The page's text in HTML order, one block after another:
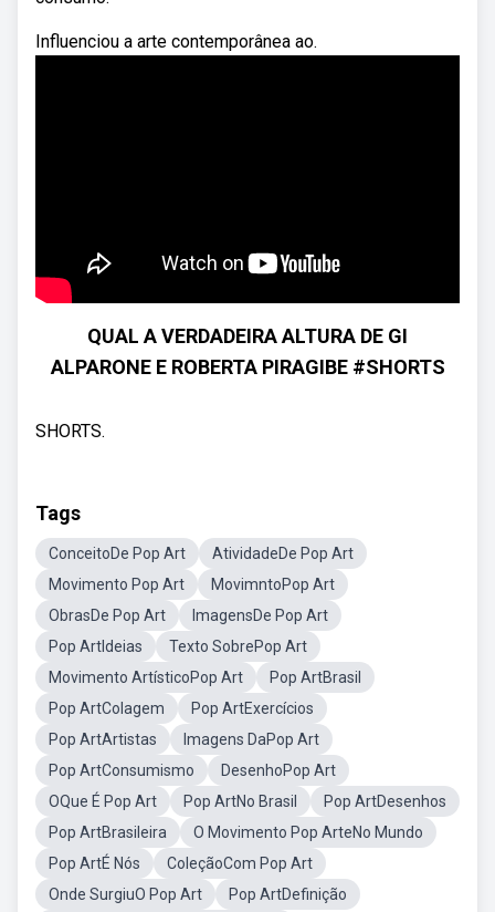
Influenciou a arte contemporânea ao.
QUAL A VERDADEIRA ALTURA DE GI
ALPARONE E ROBERTA PIRAGIBE #SHORTS
SHORTS.
Tags
ConceitoDe Pop Art
AtividadeDe Pop Art
Movimento Pop Art
MovimntoPop Art
ObrasDe Pop Art
ImagensDe Pop Art
Pop ArtIdeias
Texto SobrePop Art
Movimento ArtísticoPop Art
Pop ArtBrasil
Pop ArtColagem
Pop ArtExercícios
Pop ArtArtistas
Imagens DaPop Art
Pop ArtConsumismo
DesenhoPop Art
OQue É Pop Art
Pop ArtNo Brasil
Pop ArtDesenhos
Pop ArtBrasileira
O Movimento Pop ArteNo Mundo
Pop ArtÉ Nós
ColeçãoCom Pop Art
Onde SurgiuO Pop Art
Pop ArtDefinição